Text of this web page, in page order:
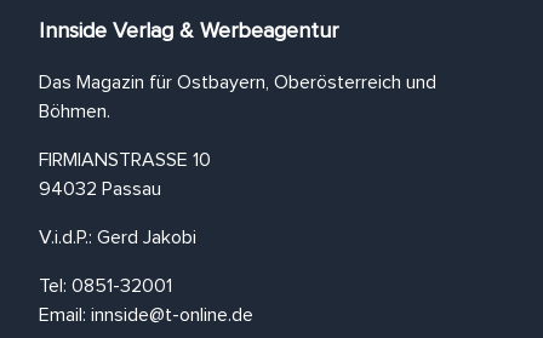
Innside Verlag & Werbeagentur
Das Magazin für Ostbayern, Oberösterreich und
Böhmen.
FIRMIANSTRASSE 10
94032 Passau
V.i.d.P.: Gerd Jakobi
Tel: 0851-32001
Email: innside@t-online.de